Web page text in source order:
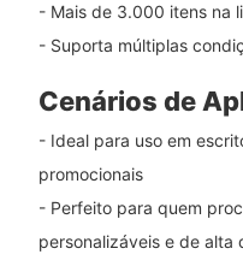
- Mais de 3.000 itens na
- Suporta múltiplas
Cenários de
- Ideal para uso em
promocionais
- Perfeito para quem
personalizáveis ​​e de alta